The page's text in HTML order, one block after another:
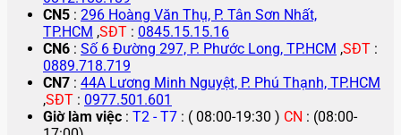
CN5 : 296 Hoàng Văn Thụ, P. Tân Sơn Nhất,
TP.HCM ,SĐT : 0845.15.15.16
CN6 : Số 6 Đường 297, P. Phước Long, TP.HCM ,SĐT :
0889.718.719
CN7 : 44A Lương Minh Nguyệt, P. Phú Thạnh, TP.HCM
,SĐT : 0977.501.601
Giờ làm việc : T2 - T7 : ( 08:00-19:30 ) CN : (08:00-